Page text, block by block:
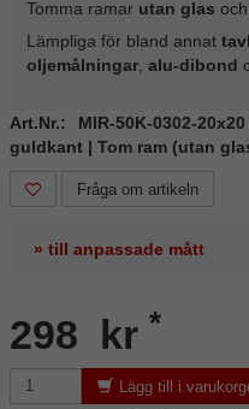
Tomma ramar utan glas och
Lämpliga för bland annat
oljemålningar, alu-dibond
Art.Nr.: MIR-50K-0302-
guldkant | Tom ram (utan
Fråga om artikeln
» till anpassade mått
298 kr *
Lägg till i